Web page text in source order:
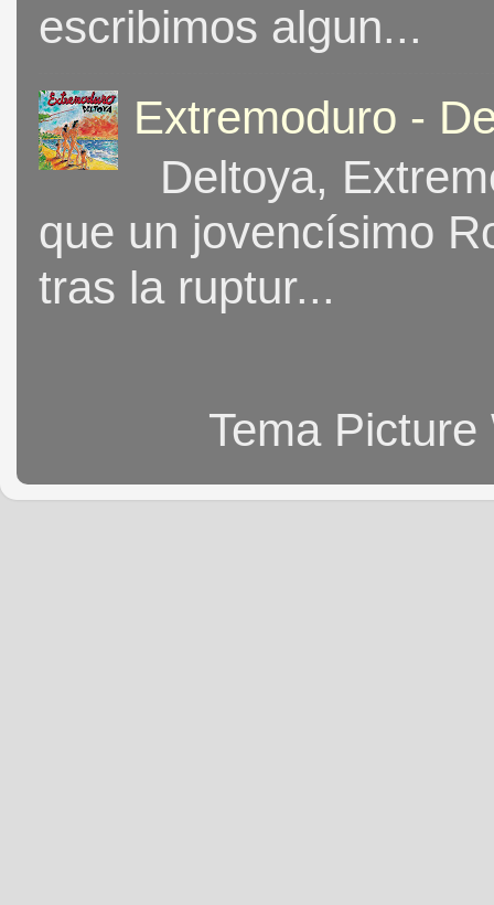
escribimos algun...
Extremoduro -
Deltoya,
que un jovencísimo
tras la ruptur...
Tema